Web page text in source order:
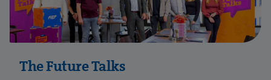
The Future Talks